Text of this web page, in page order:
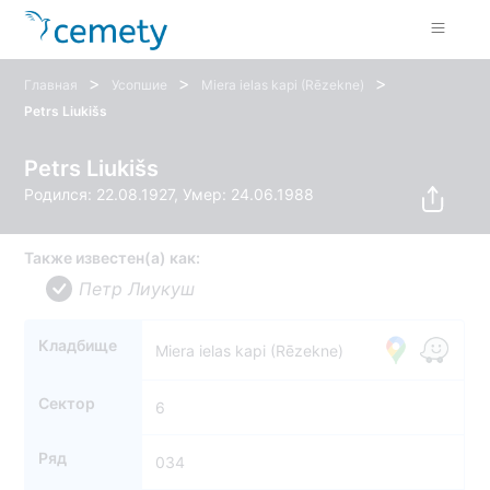
Главная > Усопшие > Miera ielas kapi (Rēzekne) >
Petrs Liukišs
Petrs Liukišs
Родился: 22.08.1927, Умер: 24.06.1988
Также известен(а) как:
Петр Лиукуш
Кладбище Miera ielas kapi (Rēzekne)
Сектор 6
Ряд 034